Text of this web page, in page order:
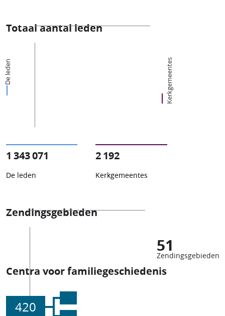
Totaal aantal leden
De leden Kerkgemeentes
1 343 071
De leden
2 192
Kerkgemeentes
Zendingsgebieden
51
Zendingsgebieden
Centra voor familiegeschiedenis
420